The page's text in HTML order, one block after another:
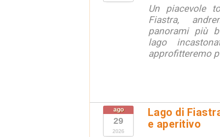
Un piacevole
Fiastra,
panorami più
lago
approfitteremo
ago
29
2026
Lago di
e aperitivo